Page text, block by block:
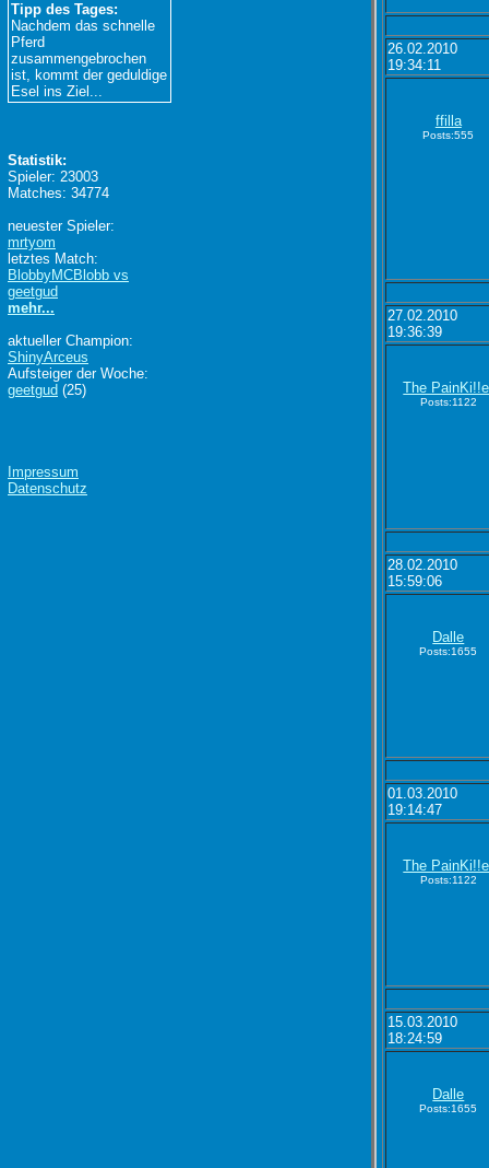
26.02.2010
19:34:11
ffilla
Posts:555
27.02.2010
19:36:39
The
Posts:1122
28.02.2010
15:59:06
Dalle
Posts:1655
01.03.2010
19:14:47
The
Posts:1122
15.03.2010
18:24:59
Dalle
Posts:1655
Tipp des Tages:
Nachdem das schnelle
Pferd
zusammengebrochen
ist, kommt der geduldige
Esel ins Ziel...
Statistik:
Spieler: 23003
Matches: 34774
neuester Spieler:
mrtyom
letztes Match:
BlobbyMCBlobb vs
geetgud
mehr...
aktueller Champion:
ShinyArceus
Aufsteiger der Woche:
geetgud (25)
Impressum
Datenschutz